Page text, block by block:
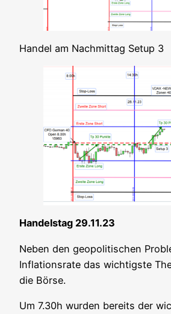
Han­del am Nach­mit­tag Set­up 3
Han­dels­tag 29.11.23
Neben den geo­po­li­ti­schen
Infla­ti­ons­ra­te das wich­tigs­te
die Börse.
Um 7.30h wur­den bereits der